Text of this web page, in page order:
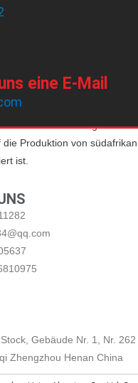
eine E-Mail
Co., Ltd wurde 1999
und ein
Produktion von
ist.
Gebäude Nr. 1, Nr.
Zhengzhou Henan China